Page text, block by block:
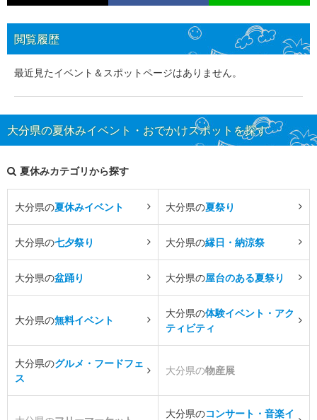
閲覧履歴
最近見たイベント＆スポットページはありません。
大分県の夏休みイベント・おでかけスポットを探す
夏休みカテゴリから探す
大分県の夏休みイベント 大分県の夏祭り
大分県の七夕祭り 大分県の縁日・納涼祭
大分県の盆踊り 大分県の屋台のある夏祭り
大分県の無料イベント
大分県の体験イベント・アク
ティビティ
大分県のグルメ・フードフェ
ス
大分県の物産展
大分県のコンサート・音楽イ